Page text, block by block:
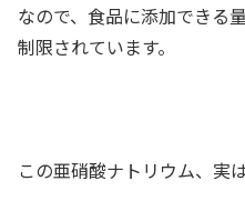
なので、食品に添加できる
制限されています。
この亜硝酸ナトリウム、実